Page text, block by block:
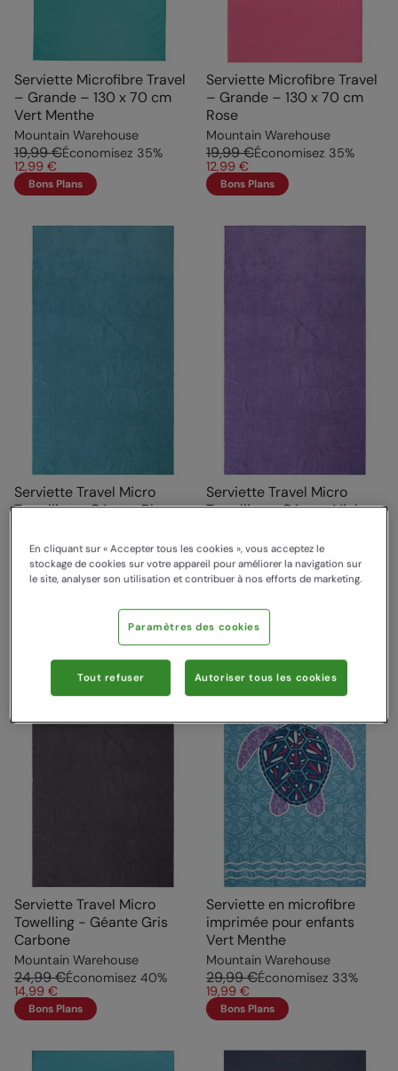
Serviette Microfibre Travel
– Grande – 130 x 70 cm
Vert Menthe
Mountain Warehouse
19,99 €Économisez 35%
12,99 €
Bons Plans
Serviette Microfibre Travel
– Grande – 130 x 70 cm
Rose
Mountain Warehouse
19,99 €Économisez 35%
12,99 €
Bons Plans
Serviette Travel Micro
Towelling - Géante Bleu
Mountain Warehouse
24,99 €Économisez 40%
14,99 €
Serviette Travel Micro
Towelling - Géante Violet
Mountain Warehouse
24,99 €Économisez 40%
14,99 €
Serviette Travel Micro
Towelling - Géante Gris
Carbone
Mountain Warehouse
24,99 €Économisez 40%
14,99 €
Bons Plans
Serviette en microfibre
imprimée pour enfants
Vert Menthe
Mountain Warehouse
29,99 €Économisez 33%
19,99 €
Bons Plans
En cliquant sur « Accepter tous les cookies », vous acceptez le
stockage de cookies sur votre appareil pour améliorer la navigation sur
le site, analyser son utilisation et contribuer à nos efforts de marketing.
Paramètres des cookies
Tout refuser Autoriser tous les cookies